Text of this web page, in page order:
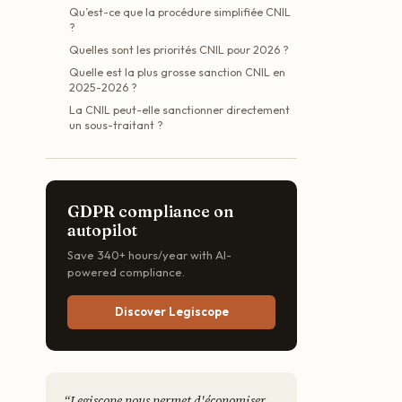
Qu’est-ce que la procédure simplifiée CNIL
?
Quelles sont les priorités CNIL pour 2026 ?
Quelle est la plus grosse sanction CNIL en
2025-2026 ?
La CNIL peut-elle sanctionner directement
un sous-traitant ?
GDPR compliance on
autopilot
Save 340+ hours/year with AI-
powered compliance.
Discover Legiscope